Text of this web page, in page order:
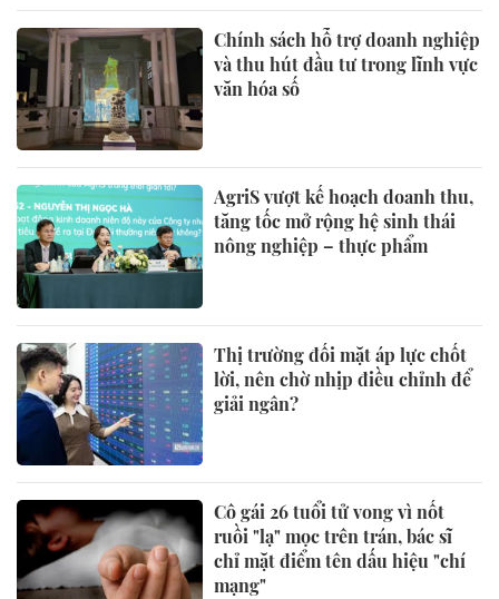
Chính sách hỗ trợ doanh nghiệp
và thu hút đầu tư trong lĩnh vực
văn hóa số
AgriS vượt kế hoạch doanh thu,
tăng tốc mở rộng hệ sinh thái
nông nghiệp – thực phẩm
Thị trường đối mặt áp lực chốt
lời, nên chờ nhịp điều chỉnh để
giải ngân?
Cô gái 26 tuổi tử vong vì nốt
ruồi "lạ" mọc trên trán, bác sĩ
chỉ mặt điểm tên dấu hiệu "chí
mạng"